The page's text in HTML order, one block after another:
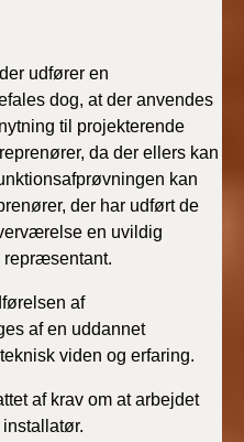
udfører en
dog, at der anvendes
til projekterende
da der ellers kan
kan
der har udført de
en uvildig
repræsentant.
af
af en uddannet
viden og erfaring.
af krav om at arbejdet